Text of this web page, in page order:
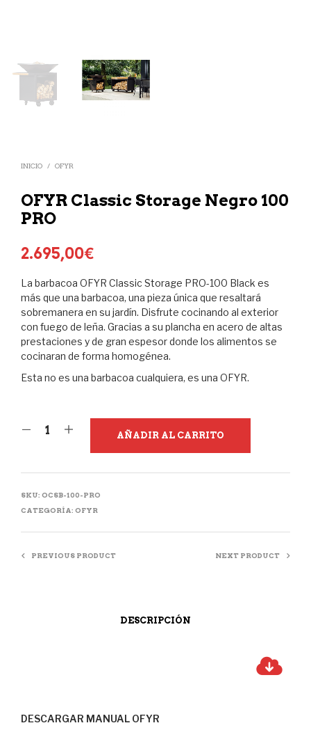
INICIO / OFYR
OFYR Classic Storage Negro 100
PRO
2.695,00€
La barbacoa OFYR Classic Storage PRO-100 Black es
más que una barbacoa, una pieza única que resaltará
sobremanera en su jardín. Disfrute cocinando al exterior
con fuego de leña. Gracias a su plancha en acero de altas
prestaciones y de gran espesor donde los alimentos se
cocinaran de forma homogénea.
Esta no es una barbacoa cualquiera, es una OFYR.
AÑADIR AL CARRITO
SKU: OCSB-100-PRO
CATEGORÍA: OFYR
PREVIOUS PRODUCT NEXT PRODUCT
DESCRIPCIÓN
DESCARGAR MANUAL OFYR